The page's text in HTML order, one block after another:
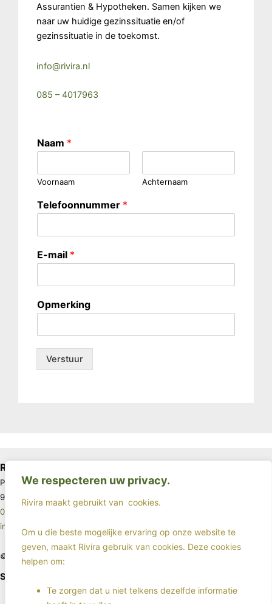
We respecteren uw privacy.
Rivira maakt gebruikt van cookies.
Om u die beste mogelijke ervaring op onze website te
geven, maakt Rivira gebruik van cookies. Deze cookies
helpen om:
Te zorgen dat u niet telkens dezelfde informatie
Assurantien & Hypotheken. Samen kijken we
naar uw huidige gezinssituatie en/of
gezinssituatie in de toekomst.
info@rivira.nl
085 – 4017963
Naam *
Voornaam Achternaam
Telefoonnummer *
E-mail *
Opmerking
Verstuur
Rivira
Postbus 67
9640 AB Veendam
085 - 4017963
info@rivira.nl
©2025 - Rivira - All rights reserved
Sociale media